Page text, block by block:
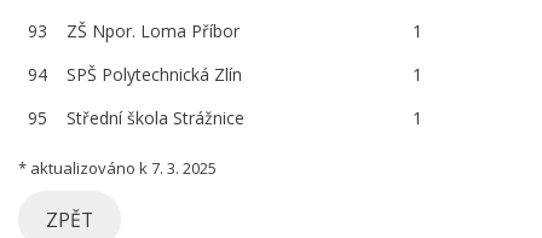
93
ZŠ Npor. Loma Příbor
1
94
SPŠ Polytechnická Zlín
1
95
Střední škola Strážnice 1
* aktualizováno k 7. 3. 2025
ZPĚT